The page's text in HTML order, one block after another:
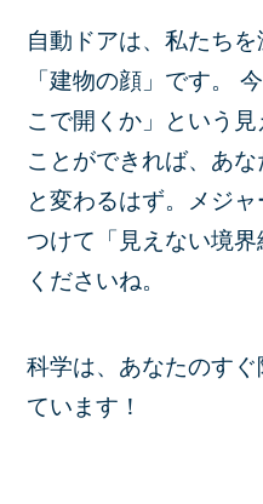
自動ドアは、私たち
「建物の顔」です。
こで開くか」という
ことができれば、あ
と変わるはず。メジ
つけて「見えない境
くださいね。
科学は、あなたのす
ています！